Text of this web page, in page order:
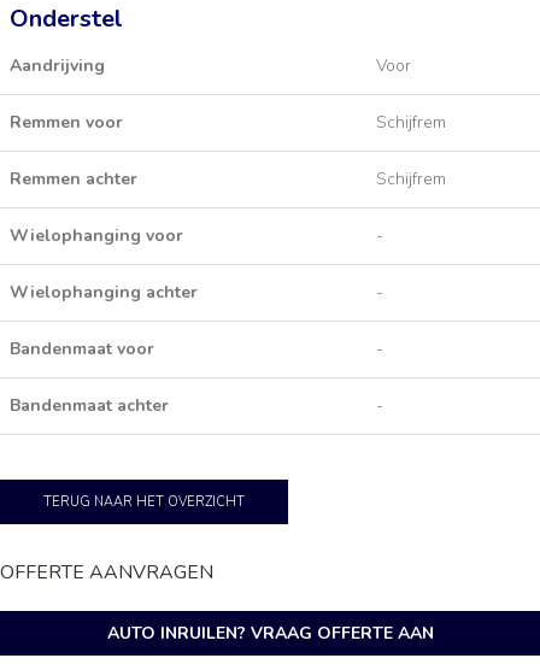
Onderstel
Aandrijving Voor
Remmen voor Schijfrem
Remmen achter Schijfrem
Wielophanging voor -
Wielophanging achter -
Bandenmaat voor -
Bandenmaat achter -
TERUG NAAR HET OVERZICHT
OFFERTE AANVRAGEN
AUTO INRUILEN? VRAAG OFFERTE AAN